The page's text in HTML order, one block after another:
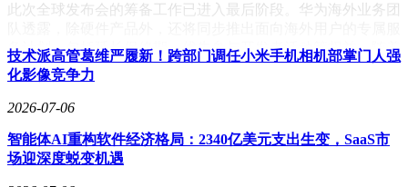
此次全球发布会的筹备工作已进入最后阶段。华为海外业务团
务计划，包括延长保修期、优先参与开发者活动等权益。随着
麒麟芯片产能的稳定提升，华为正通过差异化策略重新构建全
球高端手机市场的竞争格局。
技术派高管葛维严履新！跨部门调任小米手机相机部掌门人强
化影像竞争力
2026-07-06
智能体AI重构软件经济格局：2340亿美元支出生变，SaaS市
场迎深度蜕变机遇